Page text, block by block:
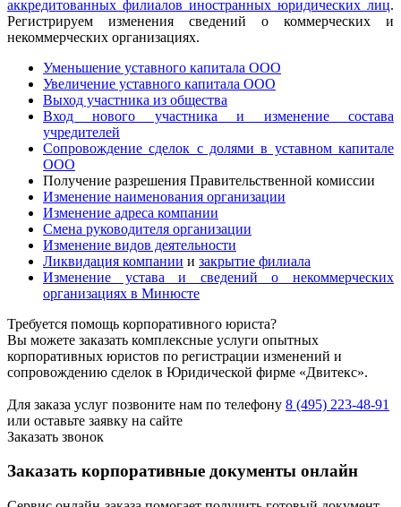
аккредитованных филиалов иностранных юридических лиц.
Регистрируем изменения сведений о коммерческих и
некоммерческих организациях.
Уменьшение уставного капитала ООО
Увеличение уставного капитала ООО
Выход участника из общества
Вход нового участника и изменение состава
учредителей
Сопровождение сделок с долями в уставном капитале
ООО
Получение разрешения Правительственной комиссии
Изменение наименования организации
Изменение адреса компании
Смена руководителя организации
Изменение видов деятельности
Ликвидация компании и закрытие филиала
Изменение устава и сведений о некоммерческих
организациях в Минюсте
Требуется помощь корпоративного юриста?
Вы можете заказать комплексные услуги опытных
корпоративных юристов по регистрации изменений и
сопровождению сделок в Юридической фирме «Двитекс».
Для заказа услуг позвоните нам по телефону 8 (495) 223-48-91
или оставьте заявку на сайте
Заказать звонок
Заказать корпоративные документы онлайн